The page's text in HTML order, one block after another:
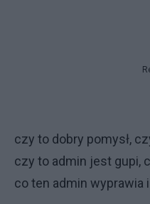
czy to dobry pomysł,
czy to admin jest gupi,
co ten admin wyprawia